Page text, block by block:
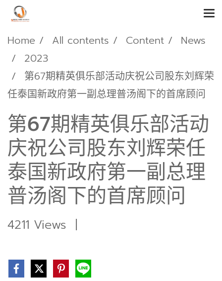
Home All contents Content
News
2023
第67期精英俱乐部活动庆祝公司股东刘辉荣
任泰国新政府第一副总理普汤阁下的首席顾问
第67期精英俱乐部活动
庆祝公司股东刘辉荣任
泰国新政府第一副总理
普汤阁下的首席顾问
4211 Views |